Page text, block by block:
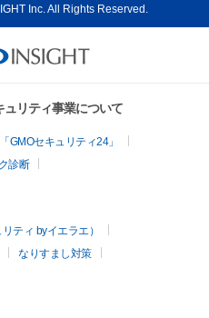
Inc. All Rights Reserved.
リティ事業について
GMOセキュリティ24」
診断
ティ byイエラエ）
なりすまし対策